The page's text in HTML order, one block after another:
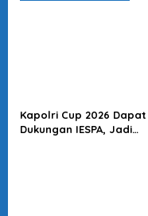
Kapolri Cup 2026 Dapat
Dukungan IESPA, Jadi